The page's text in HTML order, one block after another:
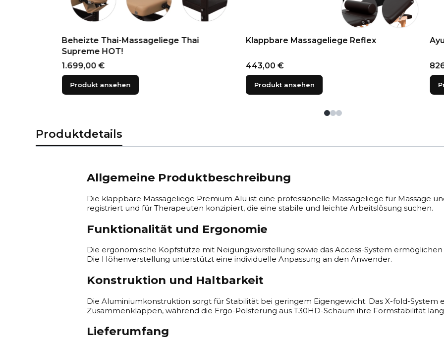
Beheizte Thai-Massageliege Thai
Supreme HOT!
Preis
1.699,00 €
Produkt ansehen
Klappbare Massageliege Reflex
Preis
443,00 €
Produkt ansehen
Produktdetails
Allgemeine Produktbeschreibung
Die klappbare Massageliege Premium Alu ist eine professionelle Massageliege für Massage
registriert und für Therapeuten konzipiert, die eine stabile und leichte Arbeitslösung suchen.
Funktionalität und Ergonomie
Die ergonomische Kopfstütze mit Neigungsverstellung sowie das Access-System
Die Höhenverstellung unterstützt eine individuelle Anpassung an den Anwender.
Konstruktion und Haltbarkeit
Die Aluminiumkonstruktion sorgt für Stabilität bei geringem Eigengewicht. Das X-fold-System
Zusammenklappen, während die Ergo-Polsterung aus T30HD-Schaum ihre Formstabilität
Lieferumfang